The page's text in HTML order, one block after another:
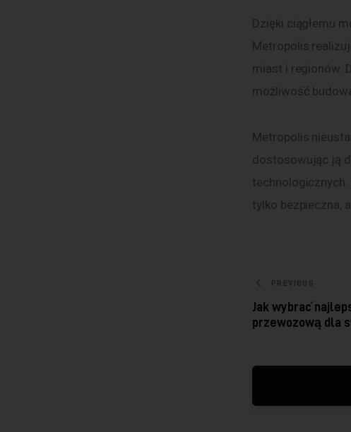
Dzięki ciągłemu
Metropolis
miast i regionów.
możliwość
Metropolis
dostosowując ją
tylko bezpieczna,
PREVIOUS
Jak wybrać
przewozową dla